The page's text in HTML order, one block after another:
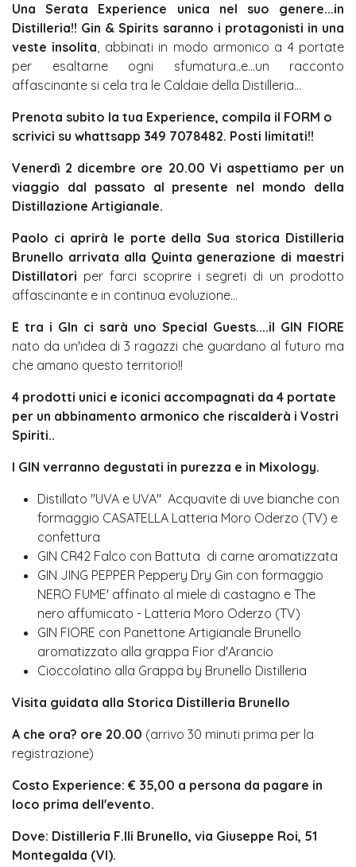
Una Serata Experience unica nel suo genere...in
Distilleria!! Gin & Spirits saranno i protagonisti in una
veste insolita, abbinati in modo armonico a 4 portate
per esaltarne ogni sfumatura..e...un racconto
affascinante si cela tra le Caldaie della Distilleria...
Prenota subito la tua Experience, compila il FORM o
scrivici su whattsapp 349 7078482. Posti limitati!!
Venerdì 2 dicembre ore 20.00 Vi aspettiamo per un
viaggio dal passato al presente nel mondo della
Distillazione Artigianale.
Paolo ci aprirà le porte della Sua storica Distilleria
Brunello arrivata alla Quinta generazione di maestri
Distillatori per farci scoprire i segreti di un prodotto
affascinante e in continua evoluzione...
E tra i GIn ci sarà uno Special Guests....il GIN FIORE
nato da un'idea di 3 ragazzi che guardano al futuro ma
che amano questo territorio!!
4 prodotti unici e iconici accompagnati da 4 portate
per un abbinamento armonico che riscalderà i Vostri
Spiriti..
I GIN verranno degustati in purezza e in Mixology.
Distillato "UVA e UVA" Acquavite di uve bianche con
formaggio CASATELLA Latteria Moro Oderzo (TV) e
confettura
GIN CR42 Falco con Battuta di carne aromatizzata
GIN JING PEPPER Peppery Dry Gin con formaggio
NERO FUME' affinato al miele di castagno e The
nero affumicato - Latteria Moro Oderzo (TV)
GIN FIORE con Panettone Artigianale Brunello
aromatizzato alla grappa Fior d'Arancio
Cioccolatino alla Grappa by Brunello Distilleria
Visita guidata alla Storica Distilleria Brunello
A che ora? ore 20.00 (arrivo 30 minuti prima per la
registrazione)
Costo Experience: € 35,00 a persona da pagare in
loco prima dell'evento.
Dove: Distilleria F.lli Brunello, via Giuseppe Roi, 51
Montegalda (VI).